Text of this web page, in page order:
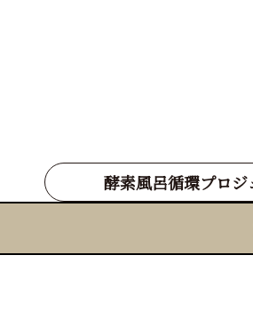
酵素風呂循環プロジ